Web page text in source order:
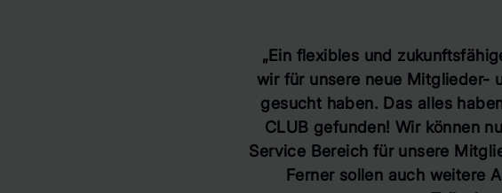
„Ein flexibles und
wir für unsere neue Mitglieder-
gesucht haben. Das alles
CLUB gefunden! Wir können
Service Bereich für unsere
Ferner sollen auch weitere